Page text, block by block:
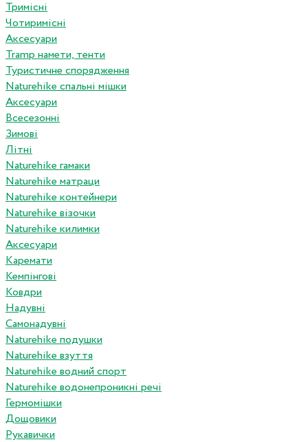
Тримісні
Чотиримісні
Аксесуари
Tramp намети, тенти
Туристичне спорядження
Naturehike спальні мішки
Аксесуари
Всесезонні
Зимові
Літні
Naturehike гамаки
Naturehike матраци
Naturehike контейнери
Naturehike візочки
Naturehike килимки
Аксесуари
Каремати
Кемпінгові
Ковдри
Надувні
Самонадувні
Naturehike подушки
Naturehike взуття
Naturehike водний спорт
Naturehike водонепроникні речі
Гермомішки
Дощовики
Рукавички